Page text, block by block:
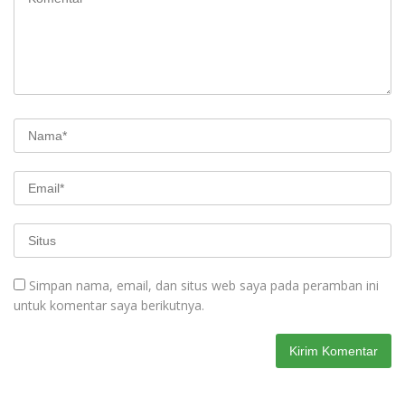
Simpan nama, email, dan situs web saya pada peramban ini
untuk komentar saya berikutnya.